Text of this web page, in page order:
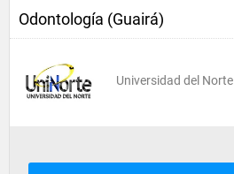
Odontología (Guairá)
Universidad del Norte